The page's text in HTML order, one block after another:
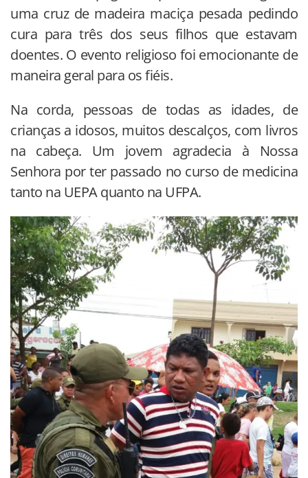
uma cruz de madeira maciça pesada pedindo
cura para três dos seus filhos que estavam
doentes. O evento religioso foi emocionante de
maneira geral para os fiéis.
Na corda, pessoas de todas as idades, de
crianças a idosos, muitos descalços, com livros
na cabeça. Um jovem agradecia à Nossa
Senhora por ter passado no curso de medicina
tanto na UEPA quanto na UFPA.